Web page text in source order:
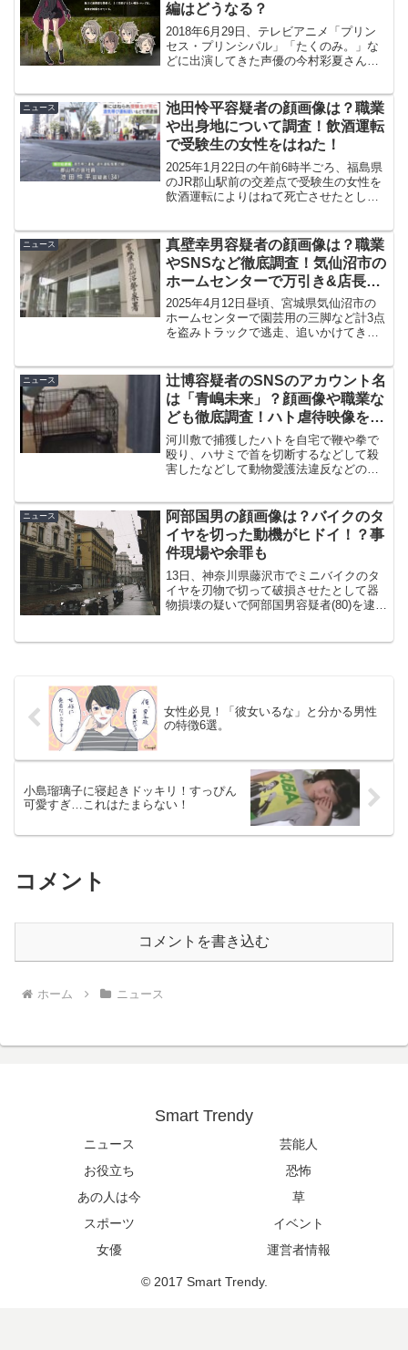
編はどうなる？
2018年6月29日、テレビアニメ「プリン
セス・プリンシパル」「たくのみ。」な
どに出演してきた声優の今村彩夏さん
由や今後の活動の情報を紹介していきま
す。
ニュース
池田怜平容疑者の顔画像は？職業
や出身地について調査！飲酒運転
で受験生の女性をはねた！
2025年1月22日の午前6時半ごろ、福島県
のJR郡山駅前の交差点で受験生の女性を
飲酒運転によりはねて死亡させたとして
怜平容疑者の顔画像、職業や出身地、
SNSやネット上...
ニュース
真壁幸男容疑者の顔画像は？職業
やSNSなど徹底調査！気仙沼市の
ホームセンターで万引き&店長に
怪我をさせた疑い！
2025年4月12日昼頃、宮城県気仙沼市の
ホームセンターで園芸用の三脚など計3点
を盗みトラックで逃走、追いかけてきた
た。今回は事件の概要はもちろん、真壁
幸男容疑者...
ニュース
辻博容疑者のSNSのアカウント名
は「青嶋未来」？顔画像や職業な
ども徹底調査！ハト虐待映像を投
稿か
河川敷で捕獲したハトを自宅で鞭や拳で
殴り、ハサミで首を切断するなどして殺
害したなどして動物愛護法違反などの疑
SNS、職業なども徹底調査していきたい
と思います。
ニュース
阿部国男の顔画像は？バイクのタ
イヤを切った動機がヒドイ！？事
件現場や余罪も
13日、神奈川県藤沢市でミニバイクのタ
イヤを刃物で切って破損させたとして器
物損壊の疑いで阿部国男容疑者(80)を逮捕
女性必見！「彼女いるな」と分かる男性
の特徴6選。
小島瑠璃子に寝起きドッキリ！すっぴん
可愛すぎ…これはたまらない！
コメント
コメントを書き込む
ホーム ニュース
Smart Trendy
ニュース
芸能人
お役立ち
恐怖
あの人は今
草
スポーツ
イベント
女優
運営者情報
© 2017 Smart Trendy.